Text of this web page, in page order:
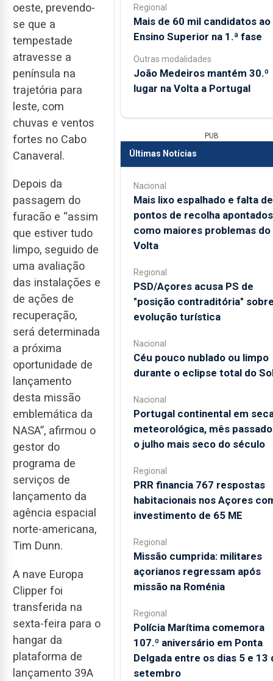
oeste, prevendo-
se que a
tempestade
atravesse a
península na
trajetória para
leste, com
chuvas e ventos
fortes no Cabo
Canaveral.
Depois da
passagem do
furacão e “assim
que estiver tudo
limpo, seguido de
uma avaliação
das instalações e
de ações de
recuperação,
será determinada
a próxima
oportunidade de
lançamento
desta missão
emblemática da
NASA”, afirmou o
gestor do
programa de
serviços de
lançamento da
agência espacial
norte-americana,
Tim Dunn.
A nave Europa
Clipper foi
transferida na
sexta-feira para o
hangar da
plataforma de
lançamento 39A
Regional
Mais de 60 mil candidatos ao
Ensino Superior na 1.ª fase
Outras modalidades
João Medeiros mantém 30.º
lugar na Volta a Portugal
PUB
Últimas Notícias
Nacional
Mais lixo espalhado e falta de
pontos de recolha apontados
como maiores problemas do
Volta
Regional
PSD/Açores acusa PS de
"posição contraditória"
evolução turística
Nacional
Céu pouco nublado ou limpo
durante o eclipse total do
Nacional
Portugal continental em
meteorológica, mês
o julho mais seco do século
Regional
PRR financia 767 respostas
habitacionais nos Açores
investimento de 65 ME
Regional
Missão cumprida: militares
açorianos regressam após
missão na Roménia
Regional
Polícia Marítima comemora
107.º aniversário em Ponta
Delgada entre os dias 5 e 13
setembro